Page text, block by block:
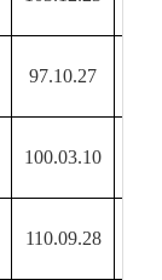
97.10.27
100.03.10
110.09.28